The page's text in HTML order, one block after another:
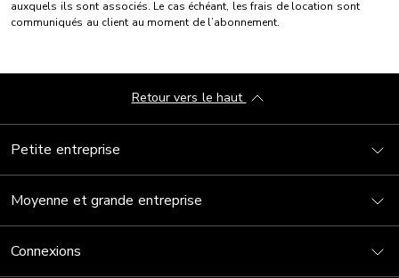
auxquels ils sont associés. Le cas échéant, les frais de location sont
communiqués au client au moment de l’abonnement.
Petite entreprise
Moyenne et grande entreprise
Connexions
Retour vers le haut